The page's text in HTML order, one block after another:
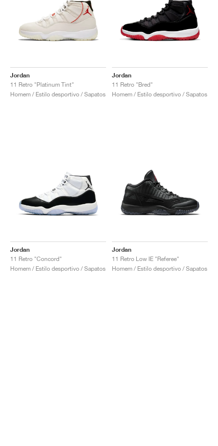
Jordan
11 Retro "Platinum Tint"
Homem / Estilo desportivo / Sapatos
Jordan
11 Retro "Bred"
Homem / Estilo desportivo / Sapatos
Jordan
11 Retro "Concord"
Homem / Estilo desportivo / Sapatos
Jordan
11 Retro Low IE "Referee"
Homem / Estilo desportivo / Sapatos